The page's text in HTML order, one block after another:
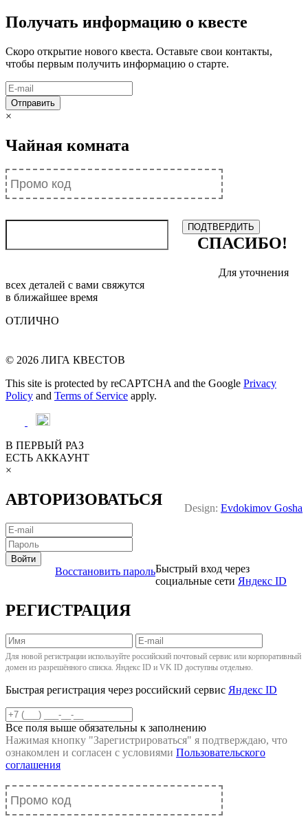
Получать информацию о квесте
Скоро открытие нового квеста. Оставьте свои контакты,
чтобы первым получить информацию о старте.
×
Чайная комната
СПАСИБО!
Для уточнения
всех деталей с вами свяжутся
в ближайшее время
ОТЛИЧНО
© 2026 ЛИГА КВЕСТОВ
This site is protected by reCAPTCHA and the Google Privacy
Policy and Terms of Service apply.
Design: Evdokimov Gosha
В ПЕРВЫЙ РАЗ
ЕСТЬ АККАУНТ
×
АВТОРИЗОВАТЬСЯ
Войти
Восстановить парольБыстрый вход через
социальные сети Яндекс ID
РЕГИСТРАЦИЯ
Для новой регистрации используйте российский почтовый сервис или корпоративный
домен из разрешённого списка. Яндекс ID и VK ID доступны отдельно.
Быстрая регистрация через российский сервис Яндекс ID
Все поля выше обязательны к заполнению
Нажимая кнопку "Зарегистрироваться" я подтверждаю, что
ознакомлен и согласен с условиями Пользовательского
соглашения